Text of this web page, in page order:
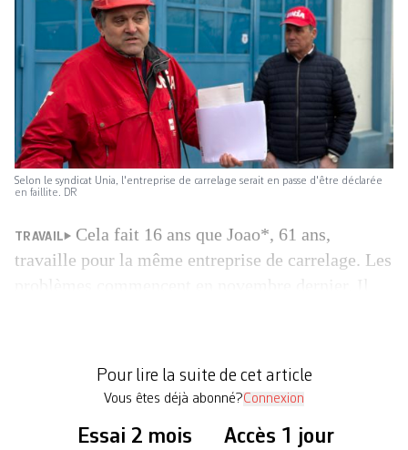
Selon le syndicat Unia, l'entreprise de carrelage serait en passe d'être déclarée
en faillite. DR
TRAVAIL
Cela fait 16 ans que Joao*, 61 ans,
travaille pour la même entreprise de carrelage. Les
indemnités liées à l’assurance perte de gain […]
Pour lire la suite de cet article
Vous êtes déjà abonné?Connexion
Essai 2 mois Accès 1 jour